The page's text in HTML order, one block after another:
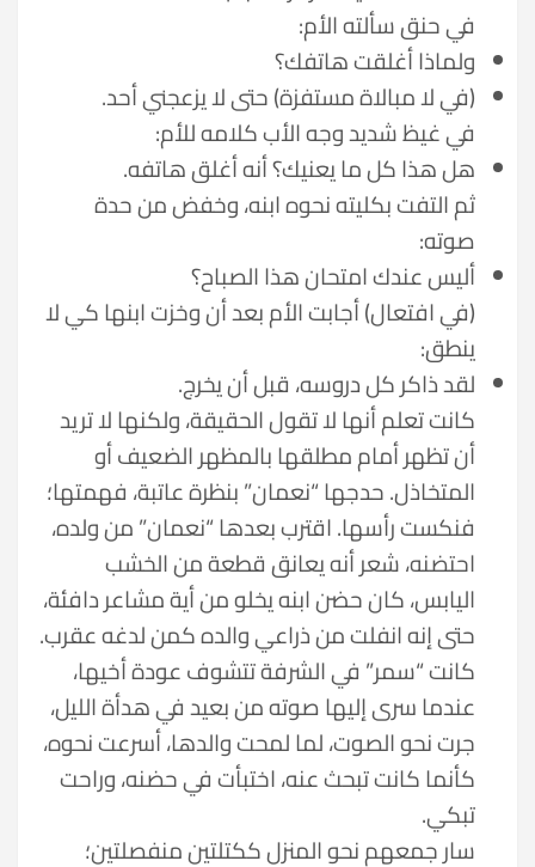
في حنق سألته الأم:
ولماذا أغلقت هاتفك؟
(في لا مبالاة مستفزة) حتى لا يزعجني أحد.
في غيظ شديد وجه الأب كلامه للأم:
هل هذا كل ما يعنيك؟ أنه أغلق هاتفه.
ثم التفت بكليته نحوه ابنه، وخفض من حدة
صوته:
أليس عندك امتحان هذا الصباح؟
(في افتعال) أجابت الأم بعد أن وخزت ابنها كي لا
ينطق:
لقد ذاكر كل دروسه، قبل أن يخرج.
كانت تعلم أنها لا تقول الحقيقة، ولكنها لا تريد
أن تظهر أمام مطلقها بالمظهر الضعيف أو
المتخاذل. حدجها “نعمان” بنظرة عاتبة، فهمتها؛
فنكست رأسها. اقترب بعدها “نعمان” من ولده،
احتضنه، شعر أنه يعانق قطعة من الخشب
اليابس، كان حضن ابنه يخلو من أية مشاعر دافئة،
حتى إنه انفلت من ذراعي والده كمن لدغه عقرب.
كانت “سمر” في الشرفة تتشوف عودة أخيها،
عندما سرى إليها صوته من بعيد في هدأة الليل،
جرت نحو الصوت، لما لمحت والدها، أسرعت نحوه،
كأنما كانت تبحث عنه، اختبأت في حضنه، وراحت
تبكي.
سار جمعهم نحو المنزل ككتلتين منفصلتين؛